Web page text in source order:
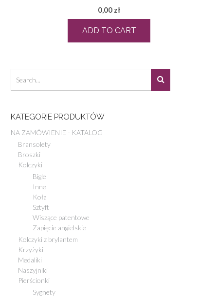
0,00 zł
ADD TO CART
KATEGORIE PRODUKTÓW
NA ZAMÓWIENIE - KATALOG
Bransolety
Broszki
Kolczyki
Bigle
Inne
Koła
Sztyft
Wiszące patentowe
Zapięcie angielskie
Kolczyki z brylantem
Krzyżyki
Medaliki
Naszyjniki
Pierścionki
Sygnety